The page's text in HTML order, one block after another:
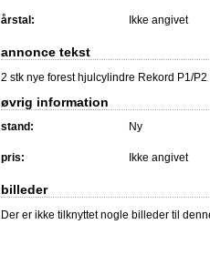
årstal: Ikke angivet
annonce tekst
2 stk nye forest hjulcylindre Rekord P1/P2
øvrig information
stand: Ny
pris: Ikke angivet
billeder
Der er ikke tilknyttet nogle billeder til